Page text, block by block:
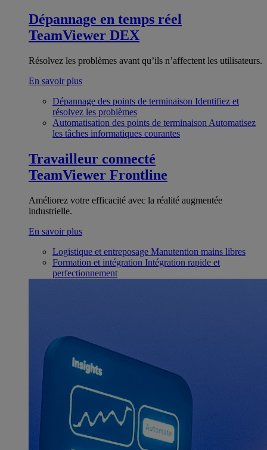
Dépannage en temps réel
TeamViewer DEX
Résolvez les problèmes avant qu’ils n’affectent les utilisateurs.
En savoir plus
Dépannage des points de terminaison Identifiez et
résolvez les problèmes
Automatisation des points de terminaison Automatisez
les tâches informatiques courantes
Travailleur connecté
TeamViewer Frontline
Améliorez votre efficacité avec la réalité augmentée
industrielle.
En savoir plus
Logistique et entreposage Manutention mains libres
Formation et intégration Intégration rapide et
perfectionnement